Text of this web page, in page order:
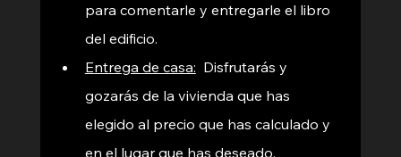
para comentarle y entregarle el libro
del edificio.
Entrega de casa: Disfrutarás y
gozarás de la vivienda que has
elegido al precio que has calculado y
en el lugar que has deseado.